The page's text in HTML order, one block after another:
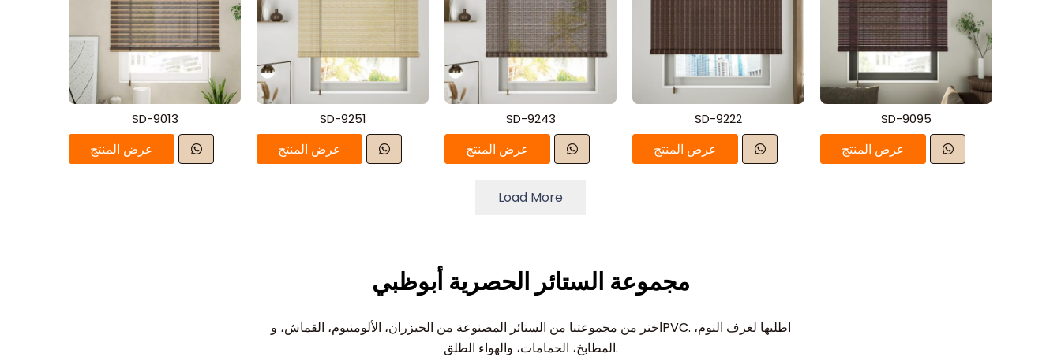
SD-9013
عرض المنتج
SD-9251
عرض المنتج
SD-9243
عرض المنتج
SD-9222
عرض المنتج
SD-9095
عرض المنتج
Load More
مجموعة الستائر الحصرية أبوظبي
اختر من مجموعتنا من الستائر المصنوعة من الخيزران، الألومنيوم، القماش، وPVC. اطلبها لغرف النوم،
المطابخ، الحمامات، والهواء الطلق.